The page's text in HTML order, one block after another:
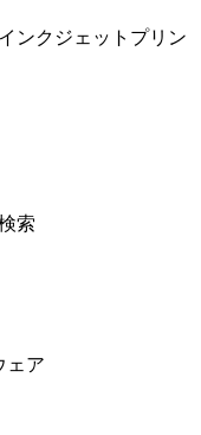
ンクジェットプリン
索
ェア